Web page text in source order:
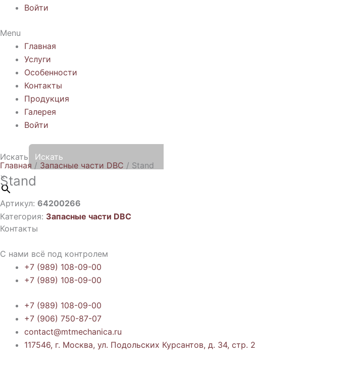
Войти
Menu
Главная
Услуги
Особенности
Контакты
Продукция
Галерея
Войти
Искать
×
Главная / Запасные части DBC / Stand
Stand
Артикул: 64200266
Категория: Запасные части DBC
Контакты
С нами всё под контролем
+7 (989) 108-09-00
+7 (989) 108-09-00
+7 (989) 108-09-00
+7 (906) 750-87-07
contact@mtmechanica.ru
117546, г. Москва, ул. Подольских Курсантов, д. 34, стр. 2